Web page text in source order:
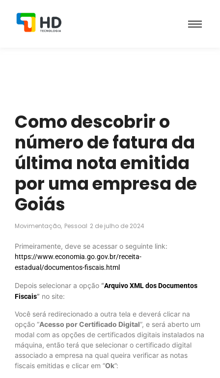
Como descobrir o
número de fatura da
última nota emitida
por uma empresa de
Goiás
Movimentação, Pessoal 2 de julho de 2024
Primeiramente, deve se acessar o seguinte link:
https://www.economia.go.gov.br/receita-
estadual/documentos-fiscais.html
Depois selecionar a opção “Arquivo XML dos Documentos
Fiscais” no site:
Você será redirecionado a outra tela e deverá clicar na
opção “Acesso por Certificado Digital”, e será aberto um
modal com as opções de certificados digitais instalados na
máquina, então terá que selecionar o certificado digital
associado a empresa na qual queira verificar as notas
fiscais emitidas e clicar em “Ok”: